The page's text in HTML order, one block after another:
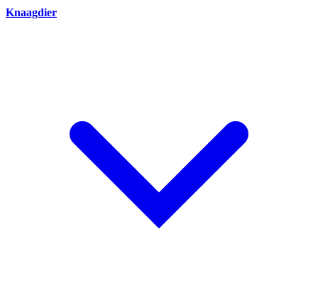
Knaagdier